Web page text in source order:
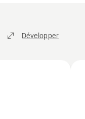
Développer